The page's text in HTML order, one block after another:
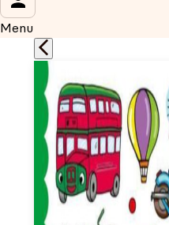
Menu
Wat is je voornaam?
Wat is je e-mailadres?
Aanmelden
We gebruiken je
in overeenstemming